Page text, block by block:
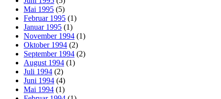
Mai 1995 (5)
Februar 1995 (1)
Januar 1995 (1)
November 1994 (1)
Oktober 1994 (2)
September 1994 (2)
August 1994 (1)
Juli 1994 (2)
Juni 1994 (4)
Mai 1994 (1)